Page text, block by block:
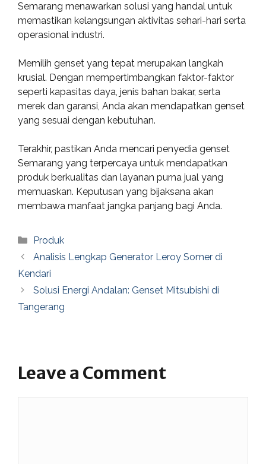
Semarang menawarkan solusi yang handal untuk
memastikan kelangsungan aktivitas sehari-hari serta
operasional industri.
Memilih genset yang tepat merupakan langkah
krusial. Dengan mempertimbangkan faktor-faktor
seperti kapasitas daya, jenis bahan bakar, serta
merek dan garansi, Anda akan mendapatkan genset
yang sesuai dengan kebutuhan.
Terakhir, pastikan Anda mencari penyedia genset
Semarang yang terpercaya untuk mendapatkan
produk berkualitas dan layanan purna jual yang
memuaskan. Keputusan yang bijaksana akan
membawa manfaat jangka panjang bagi Anda.
Categories
Produk
Analisis Lengkap Generator Leroy Somer di
Kendari
Solusi Energi Andalan: Genset Mitsubishi di
Tangerang
Leave a Comment